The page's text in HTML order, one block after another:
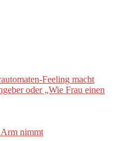
Feeling macht
oder „Wie Frau einen
Arm nimmt